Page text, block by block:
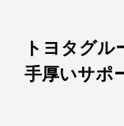
トヨタグル
手厚いサポ